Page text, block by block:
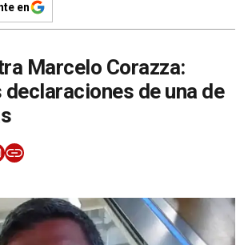
en
Marcelo Corazza:
de una de